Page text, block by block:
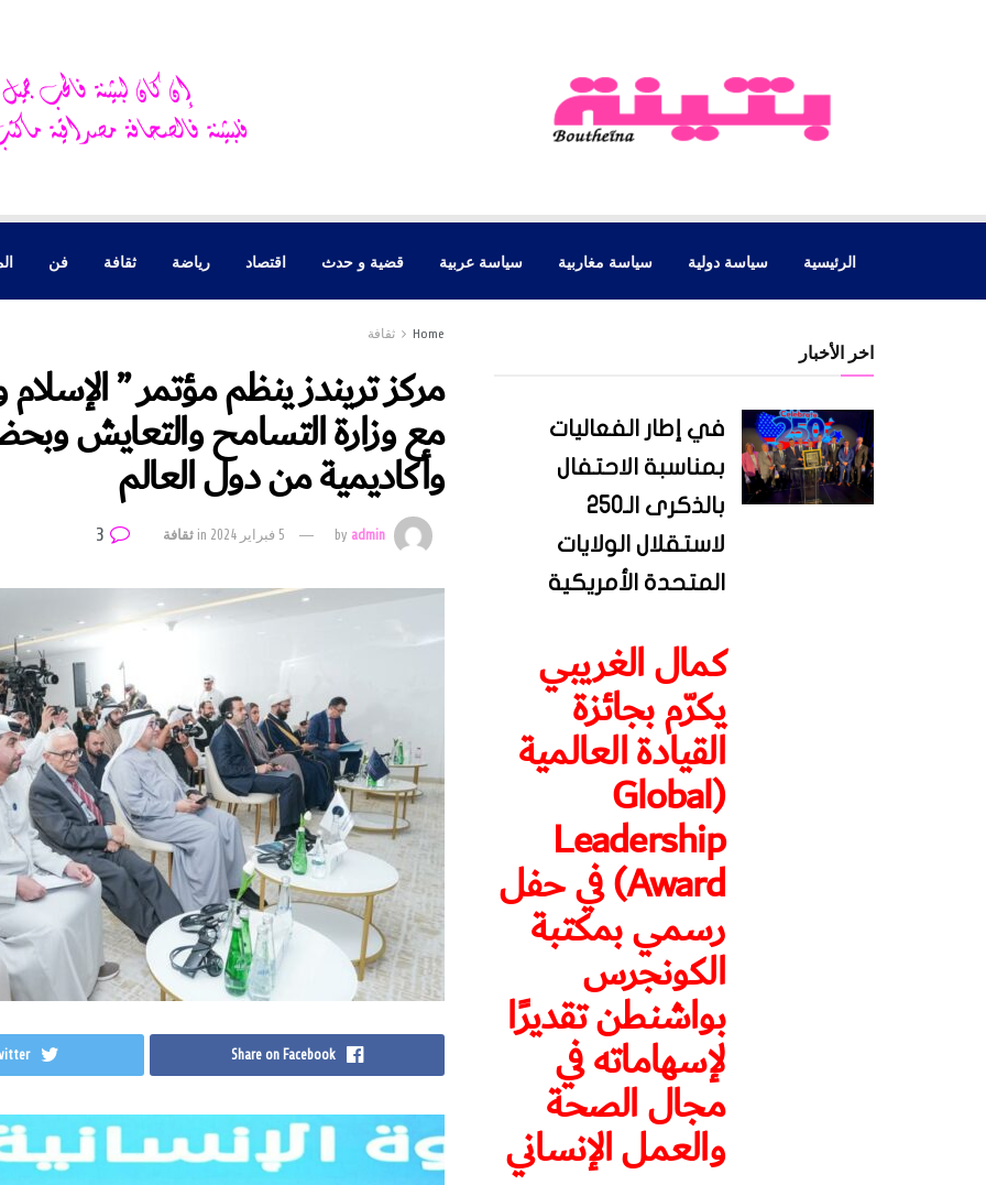
الرئيسية سياسة دولية سياسة مغاربية سياسة عربية قضية و حدث اقتصاد رياضة ثقافة فن
Home ثقافة
مركز تريندز ينظم مؤتمر ” الإسلام
مع وزارة التسامح والتعايش
وأكاديمية من دول العالم
byadmin 5 فبراير 2024 inثقافة
Share on Facebook
اخر الأخبار
في إطار الفعاليات
بمناسبة الاحتفال
بالذكرى الـ250
لاستقلال الولايات
المتحدة الأمريكية
كمال الغريبي
يكرّم بجائزة
القيادة العالمية
(Global
Leadership
Award) في حفل
رسمي بمكتبة
الكونجرس
بواشنطن تقديرًا
لإسهاماته في
مجال الصحة
والعمل الإنساني